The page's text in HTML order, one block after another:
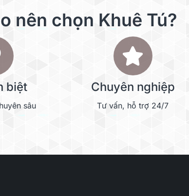
nên chọn Khuê Tú?
biệt
sâu
Chuyên nghiệp
Tư vấn, hỗ trợ 24/7